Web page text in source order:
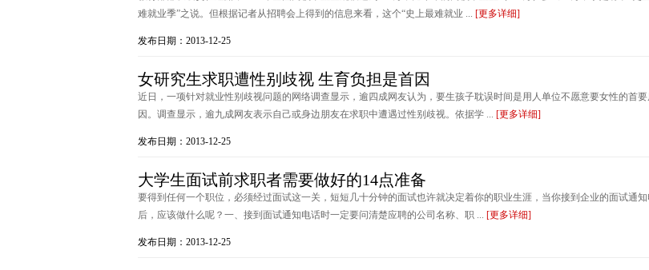
难就业季”之说。但根据记者从招聘会上得到的信息来看，这个“史上最难就业 ... [更多详细]
发布日期：2013-12-25
女研究生求职遭性别歧视 生育负担是首因
近日，一项针对就业性别歧视问题的网络调查显示，逾四成网友认为，要生孩子耽误时间是用人单位不愿意要女性的首要
因。调查显示，逾九成网友表示自己或身边朋友在求职中遭遇过性别歧视。依据学 ... [更多详细]
发布日期：2013-12-25
大学生面试前求职者需要做好的14点准备
要得到任何一个职位，必须经过面试这一关，短短几十分钟的面试也许就决定着你的职业生涯，当你接到企业的面试通
后，应该做什么呢？一、接到面试通知电话时一定要问清楚应聘的公司名称、职 ... [更多详细]
发布日期：2013-12-25